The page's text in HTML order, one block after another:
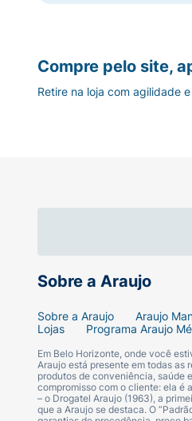
Seja para
sabor.
Sobre a Araujo
Sobre a Araujo Araujo
Lojas
Programa Araujo
Em Belo Horizonte, onde você
Araujo está presente em todas as
produtos de conveniência, saúde
compromisso com o cliente: ela é
– o Drogatel Araujo (1963), a
que a Araujo se destaca. O
Compre pelo site,
Retire na loja com agilidade